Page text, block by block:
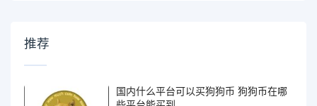
推荐
国内什么平台可以买狗狗币 狗狗币在哪